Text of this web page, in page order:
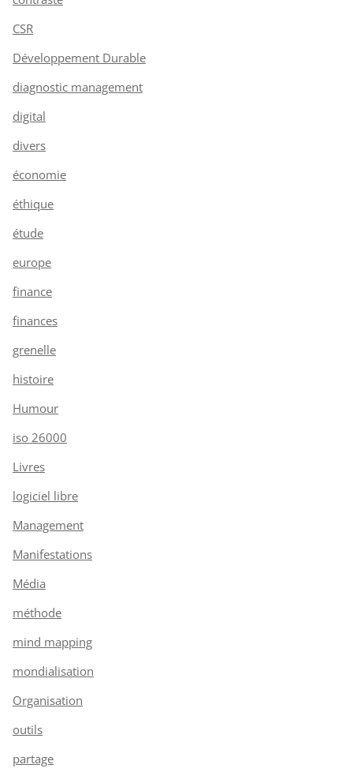
CSR
Développement Durable
diagnostic management
digital
divers
économie
éthique
étude
europe
finance
finances
grenelle
histoire
Humour
iso 26000
Livres
logiciel libre
Management
Manifestations
Média
méthode
mind mapping
mondialisation
Organisation
outils
partage